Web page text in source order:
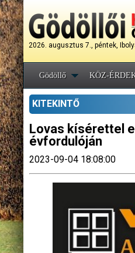
2026. augusztus 7., péntek,
Gödöllő KÖZ-
KITEKINTŐ
Lovas kísérettel
évfordulóján
2023-09-04 18:08:00